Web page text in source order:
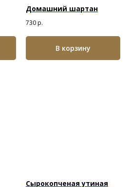
Домашний шартан
730р.
В корзину
Сырокопченая утиная